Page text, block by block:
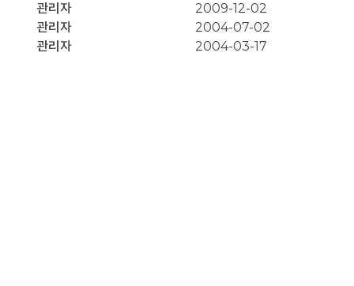
관리자
2009-12-02
관리자
2004-07-02
관리자
2004-03-17